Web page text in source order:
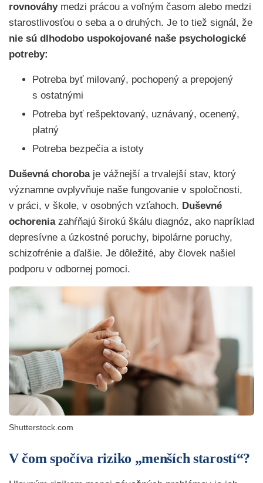
rovnováhy medzi prácou a voľným časom alebo medzi
starostlivosťou o seba a o druhých. Je to tiež signál, že
nie sú dlhodobo uspokojované naše psychologické
potreby:
Potreba byť milovaný, pochopený a prepojený
s ostatnými
Potreba byť rešpektovaný, uznávaný, ocenený,
platný
Potreba bezpečia a istoty
Duševná choroba je vážnejší a trvalejší stav, ktorý
významne ovplyvňuje naše fungovanie v spoločnosti,
v práci, v škole, v osobných vzťahoch. Duševné
ochoreniazahŕňajú širokú škálu diagnóz, ako napríklad
depresívne a úzkostné poruchy, bipolárne poruchy,
schizofrénie a ďalšie. Je dôležité, aby človek našiel
podporu v odbornej pomoci.
Shutterstock.com
V čom spočíva riziko „menších starostí“?